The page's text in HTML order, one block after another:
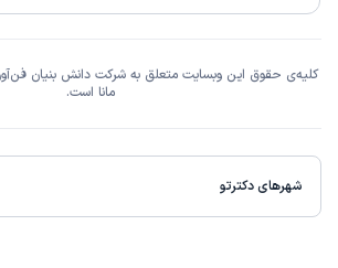
کلیه‌ی حقوق این وبسایت متعلق به شرکت دانش بنیان
مانا است.
شهرهای دکترتو